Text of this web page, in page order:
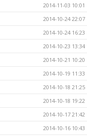
2014-11-03 10:01
2014-10-24 22:07
2014-10-24 16:23
2014-10-23 13:34
2014-10-21 10:20
2014-10-19 11:33
2014-10-18 21:25
2014-10-18 19:22
2014-10-17 21:42
2014-10-16 10:43